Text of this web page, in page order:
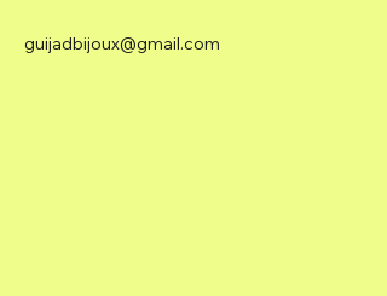
guijadbijoux@gmail.com